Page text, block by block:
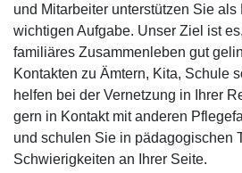
und Mitarbeiter unterstützen Sie
wichtigen Aufgabe. Unser Ziel ist
familiäres Zusammenleben gut
Kontakten zu Ämtern, Kita, Schule
helfen bei der Vernetzung in Ihrer
gern in Kontakt mit anderen
und schulen Sie in pädagogischen
Schwierigkeiten an Ihrer Seite.